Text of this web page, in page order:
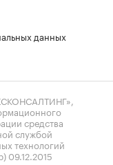
данных
средства
службой
технологий
09.12.2015